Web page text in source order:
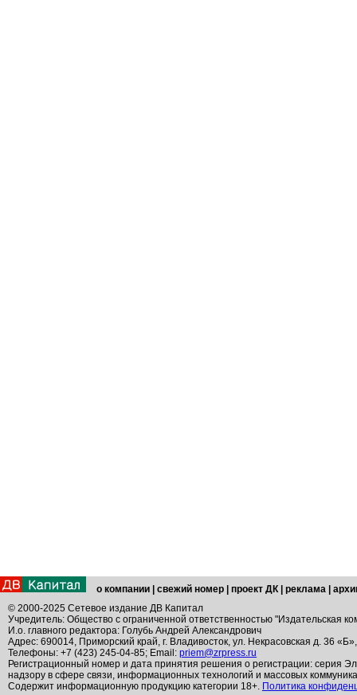
о компании свежий номер проект ДК реклама
© 2000-2025 Сетевое издание ДВ Капитал
Учредитель: Общество с ограниченной ответственностью "Издательская
И.о. главного редактора: Голубь Андрей Александрович
Адрес: 690014, Приморский край, г. Владивосток, ул. Некрасовская д. 36
Телефоны: +7 (423) 245-04-85; Email: priem@zrpress.ru
Регистрационный номер и дата принятия решения о регистрации: серия
надзору в сфере связи, информационных технологий и массовых
Содержит информационную продукцию категории 18+. Политика